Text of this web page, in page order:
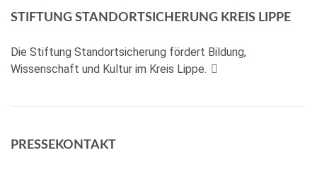
STIFTUNG STANDORTSICHERUNG KREIS LIPPE
Die Stiftung Standortsicherung fördert Bildung,
Wissenschaft und Kultur im Kreis Lippe.
PRESSEKONTAKT